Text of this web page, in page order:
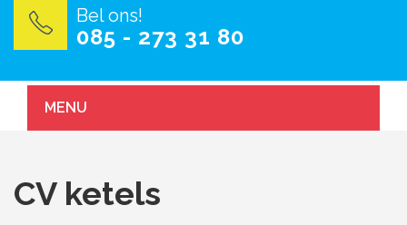
Bel ons!
085 - 273 31 80
MENU
CV ketels